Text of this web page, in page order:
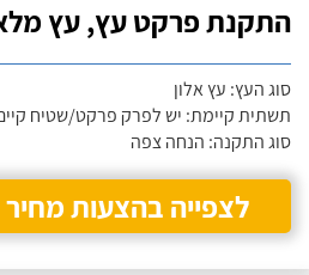
התקנת פרקט עץ, עץ מלא
סוג העץ: עץ אלון
תשתית קיימת: יש לפרק פרקט/שטיח
סוג התקנה: הנחה צפה
לצפייה בהצעות מחיר